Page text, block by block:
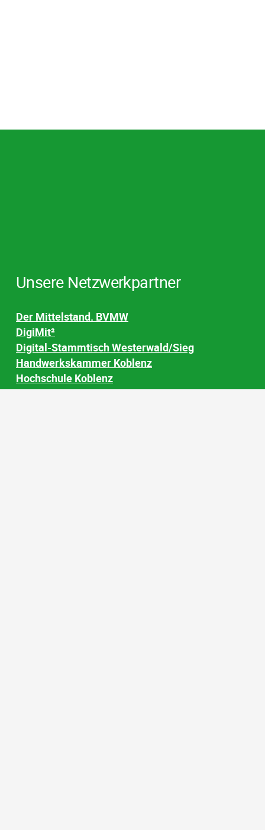
Unsere Netzwerkpartner
Der Mittelstand. BVMW
DigiMit²
Digital-Stammtisch Westerwald/Sieg
Handwerkskammer Koblenz
Hochschule Koblenz